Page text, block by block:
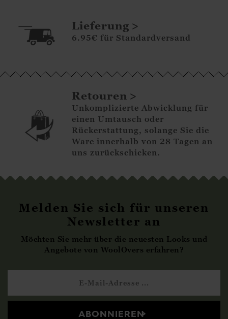
Lieferung
6.95€ für Standardversand
Retouren
Unkomplizierte Abwicklung für
einen Umtausch oder
Rückerstattung, solange Sie die
Ware innerhalb von 28 Tagen an
uns zurückschicken.
Melden Sie sich für unseren
Newsletter an
Möchten Sie mehr über die neuesten Looks und
Angebote von WoolOvers erfahren?
ABONNIEREN